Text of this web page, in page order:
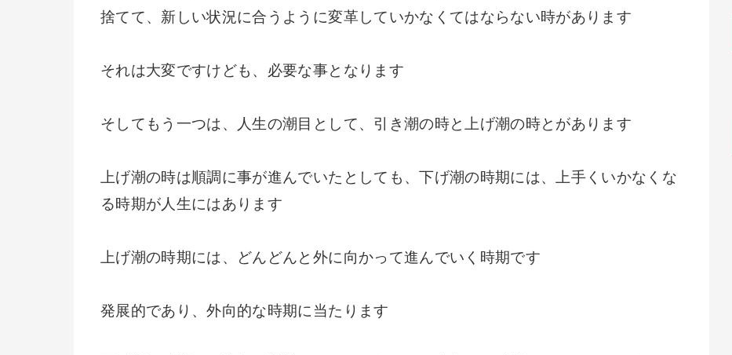
捨てて、新しい状況に合うように変革していかなくてはならない時があります
それは大変ですけども、必要な事となります
そしてもう一つは、人生の潮目として、引き潮の時と上げ潮の時とがあります
上げ潮の時は順調に事が進んでいたとしても、下げ潮の時期には、上手くいかなくな
る時期が人生にはあります
上げ潮の時期には、どんどんと外に向かって進んでいく時期です
発展的であり、外向的な時期に当たります